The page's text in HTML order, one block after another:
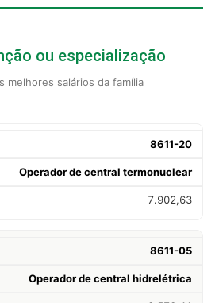
ou especialização
melhores salários da família
8611-20
Operador de central termonuclear
7.902,63
8611-05
Operador de central hidrelétrica